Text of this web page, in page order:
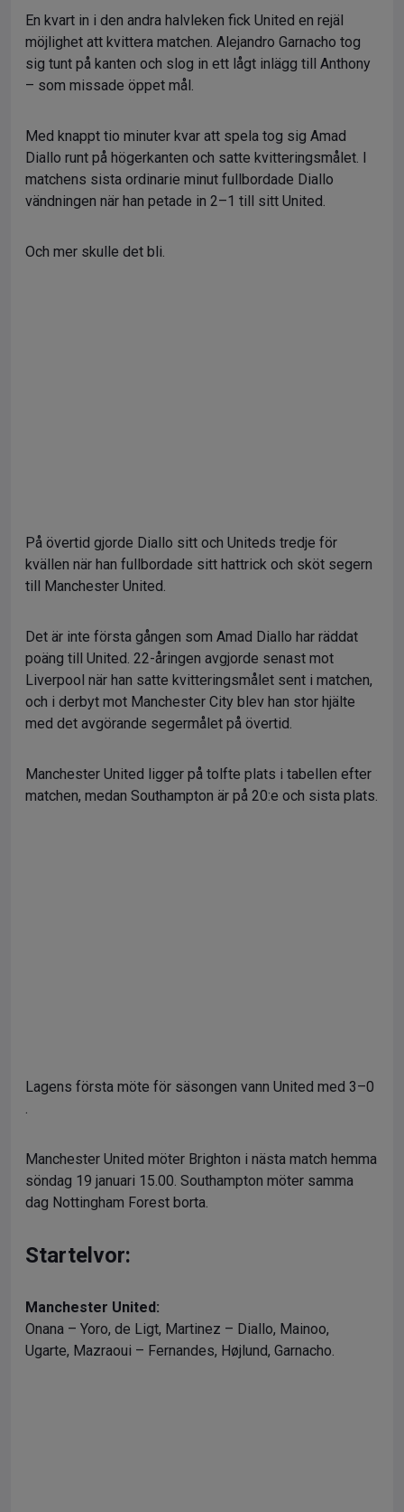
En kvart in i den andra halvleken fick United en rejäl
möjlighet att kvittera matchen. Alejandro Garnacho tog
sig tunt på kanten och slog in ett lågt inlägg till Anthony
– som missade öppet mål.
Med knappt tio minuter kvar att spela tog sig Amad
Diallo runt på högerkanten och satte kvitteringsmålet. I
matchens sista ordinarie minut fullbordade Diallo
vändningen när han petade in 2–1 till sitt United.
Och mer skulle det bli.
På övertid gjorde Diallo sitt och Uniteds tredje för
kvällen när han fullbordade sitt hattrick och sköt segern
till Manchester United.
Det är inte första gången som Amad Diallo har räddat
poäng till United. 22-åringen avgjorde senast mot
Liverpool när han satte kvitteringsmålet sent i matchen,
och i derbyt mot Manchester City blev han stor hjälte
med det avgörande segermålet på övertid.
Manchester United ligger på tolfte plats i tabellen efter
matchen, medan Southampton är på 20:e och sista plats.
Lagens första möte för säsongen vann United med 3–0
.
Manchester United möter Brighton i nästa match hemma
söndag 19 januari 15.00. Southampton möter samma
dag Nottingham Forest borta.
Startelvor:
Manchester United:
Onana – Yoro, de Ligt, Martinez – Diallo, Mainoo,
Ugarte, Mazraoui – Fernandes, Højlund, Garnacho.